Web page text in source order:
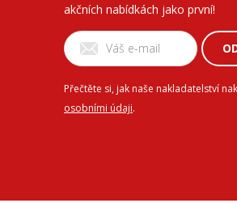
akčních nabídkách jako první!
Přečtěte si, jak naše nakladatelství
osobními údaji.